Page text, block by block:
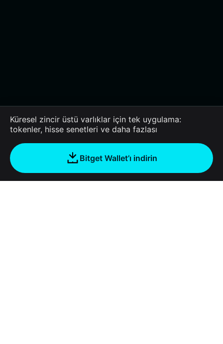
Küresel zincir üstü varlıklar için tek uygulama:
tokenler, hisse senetleri ve daha fazlası
Bitget Wallet’ı indirin